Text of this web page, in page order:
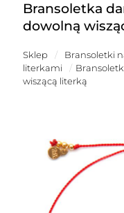
Bransoletka
dowolną
Sklep / Bransoletki
literkami
/
wiszącą literką